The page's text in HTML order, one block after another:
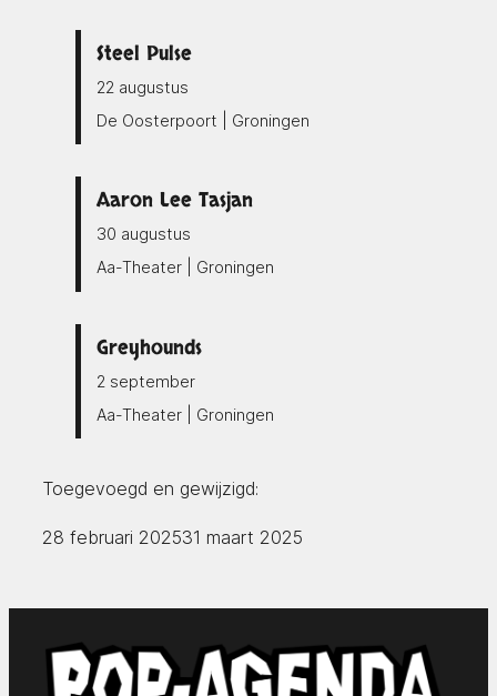
Steel Pulse
22 augustus
De Oosterpoort | Groningen
Aaron Lee Tasjan
30 augustus
Aa-Theater | Groningen
Greyhounds
2 september
Aa-Theater | Groningen
Toegevoegd en gewijzigd:
28 februari 202531 maart 2025